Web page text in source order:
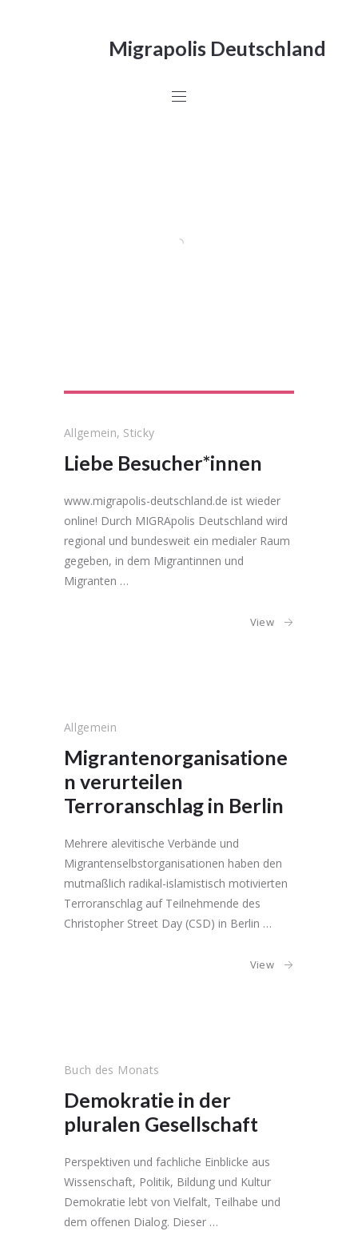
Migrapolis Deutschland
Allgemein, Sticky
Liebe Besucher*innen
www.migrapolis-deutschland.de ist wieder
online! Durch MIGRApolis Deutschland wird
regional und bundesweit ein medialer Raum
gegeben, in dem Migrantinnen und
Migranten …
View
Allgemein
Migrantenorganisatione
n verurteilen
Terroranschlag in Berlin
Mehrere alevitische Verbände und
Migrantenselbstorganisationen haben den
mutmaßlich radikal-islamistisch motivierten
Terroranschlag auf Teilnehmende des
Christopher Street Day (CSD) in Berlin …
View
Buch des Monats
Demokratie in der
pluralen Gesellschaft
Perspektiven und fachliche Einblicke aus
Wissenschaft, Politik, Bildung und Kultur
Demokratie lebt von Vielfalt, Teilhabe und
dem offenen Dialog. Dieser …